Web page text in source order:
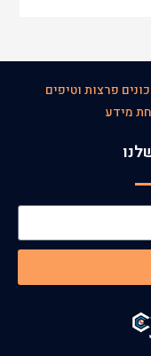
פרצות וטיפים
מידע